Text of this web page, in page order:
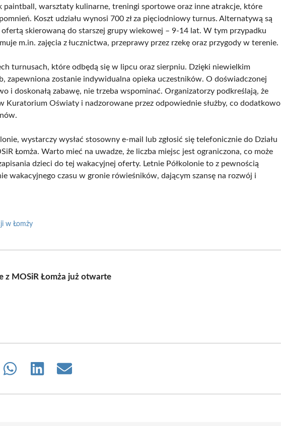
paintball, warsztaty kulinarne, treningi sportowe oraz inne atrakcje, które
Koszt udziału wynosi 700 zł za pięciodniowy turnus. Alternatywą są
skierowaną do starszej grupy wiekowej – 9-14 lat. W tym przypadku
m.in. zajęcia z łucznictwa, przeprawy przez rzekę oraz przygody w terenie.
turnusach, które odbędą się w lipcu oraz sierpniu. Dzięki niewielkim
zapewniona zostanie indywidualna opieka uczestników. O doświadczonej
i doskonałą zabawę, nie trzeba wspominać. Organizatorzy podkreślają, że
Kuratorium Oświaty i nadzorowane przez odpowiednie służby, co dodatkowo
wystarczy wysłać stosowny e-mail lub zgłosić się telefonicznie do Działu
Łomża. Warto mieć na uwadze, że liczba miejsc jest ograniczona, co może
dzieci do tej wakacyjnej oferty. Letnie Półkolonie to z pewnością
wakacyjnego czasu w gronie rówieśników, dającym szansę na rozwój i
w Łomży
z MOSiR Łomża już otwarte
Share
Share
Share